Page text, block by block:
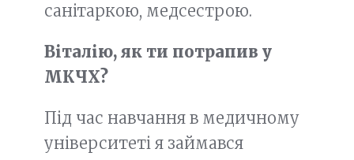
санітаркою, медсестрою.
Віталію, як ти потрапив у
МКЧХ?
Під час навчання в медичному
університеті я займався